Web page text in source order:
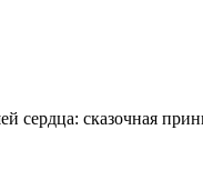
сказочная